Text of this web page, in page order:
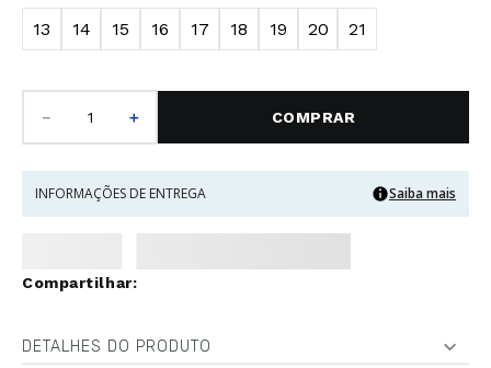
13 14 15 16 17 18 19 20 21
＋
－ COMPRAR
INFORMAÇÕES DE ENTREGA Saiba mais
DETALHES DO PRODUTO